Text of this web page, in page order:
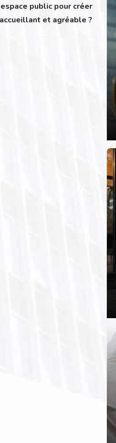
public pour créer
et agréable ?